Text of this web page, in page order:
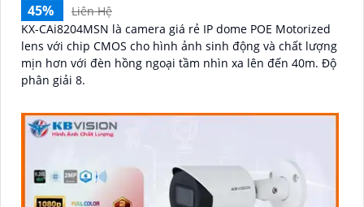
45%
Liên Hệ
KX-CAi8204MSN là camera giá rẻ IP dome POE Motorized
lens với chip CMOS cho hình ảnh sinh động và chất lượng
mịn hơn với đèn hồng ngoại tầm nhìn xa lên đến 40m. Độ
phân giải 8.